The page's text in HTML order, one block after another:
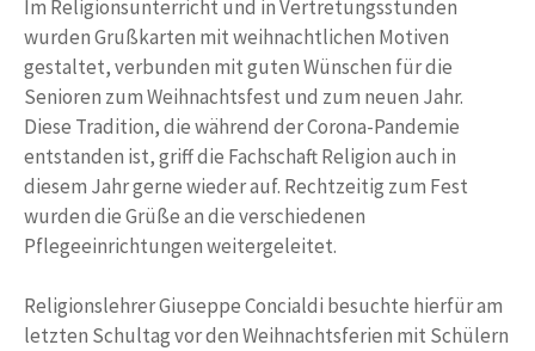
Im Religionsunterricht und in Vertretungsstunden
wurden Grußkarten mit weihnachtlichen Motiven
gestaltet, verbunden mit guten Wünschen für die
Senioren zum Weihnachtsfest und zum neuen Jahr.
Diese Tradition, die während der Corona-Pandemie
entstanden ist, griff die Fachschaft Religion auch in
diesem Jahr gerne wieder auf. Rechtzeitig zum Fest
wurden die Grüße an die verschiedenen
Pflegeeinrichtungen weitergeleitet.
Religionslehrer Giuseppe Concialdi besuchte hierfür am
letzten Schultag vor den Weihnachtsferien mit Schülern